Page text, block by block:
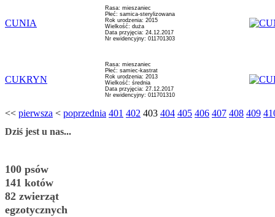
CUNIA
Rasa: mieszaniec
Płeć: samica-sterylizowana
Rok urodzenia: 2015
Wielkość: duża
Data przyjęcia: 24.12.2017
Nr ewidencyjny: 011701303
CUKRYN
Rasa: mieszaniec
Płeć: samiec-kastrat
Rok urodzenia: 2013
Wielkość: średnia
Data przyjęcia: 27.12.2017
Nr ewidencyjny: 011701310
<< pierwsza < poprzednia 401 402 403 404 405 406 407 408 409
Dziś jest u nas...
100 psów
141 kotów
82 zwierząt
egzotycznych